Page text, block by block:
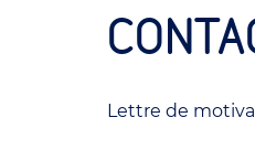
Lettre de